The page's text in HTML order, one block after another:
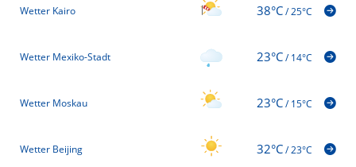
Wetter Kairo 38°C/25°C
Wetter Mexiko-Stadt 23°C/14°C
Wetter Moskau 23°C/15°C
Wetter Beijing 32°C/23°C